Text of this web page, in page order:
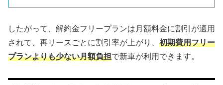
したがって、解約金フリープランは月額料金に割引が適用
されて、再リースごとに割引率が上がり、 初期費用フリー
プランよりも少ない月額負担で新車が利用できます。